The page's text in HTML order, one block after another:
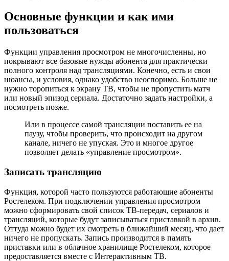
Основные функции и как ими
пользоваться
Функции управления просмотром не многочисленны, но
покрывают все базовые нужды абонента для практически
полного контроля над трансляциями. Конечно, есть и свои
нюансы, и условия, однако удобство неоспоримо. Больше не
нужно торопиться к экрану ТВ, чтобы не пропустить матч
или новый эпизод сериала. Достаточно задать настройки, а
посмотреть позже.
Или в процессе самой трансляции поставить ее на
паузу, чтобы проверить, что происходит на другом
канале, ничего не упуская. Это и многое другое
позволяет делать «управление просмотром».
Записать трансляцию
Функция, которой часто пользуются работающие абоненты
Ростелеком. При подключении управления просмотром
можно сформировать свой список ТВ-передач, сериалов и
трансляций, которые будут записываться приставкой в архив.
Оттуда можно будет их смотреть в ближайший месяц, что дает
ничего не пропускать. Запись производится в память
приставки или в облачное хранилище Ростелеком, которое
предоставляется вместе с Интерактивным ТВ.